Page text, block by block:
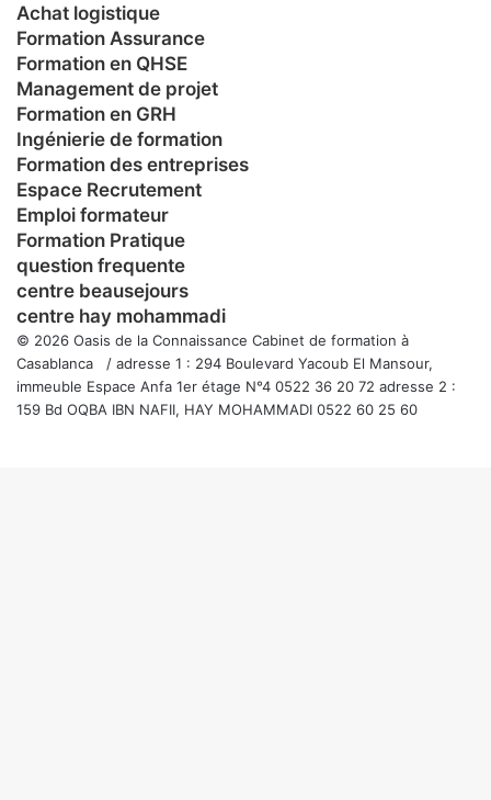
Achat logistique
Formation Assurance
Formation en QHSE
Management de projet
Formation en GRH
Ingénierie de formation
Formation des entreprises
Espace Recrutement
Emploi formateur
Formation Pratique
question frequente
centre beausejours
centre hay mohammadi
© 2026 Oasis de la Connaissance Cabinet de formation à
Casablanca / adresse 1 : 294 Boulevard Yacoub El Mansour,
immeuble Espace Anfa 1er étage N°4 0522 36 20 72 adresse 2 :
159 Bd OQBA IBN NAFII, HAY MOHAMMADI 0522 60 25 60